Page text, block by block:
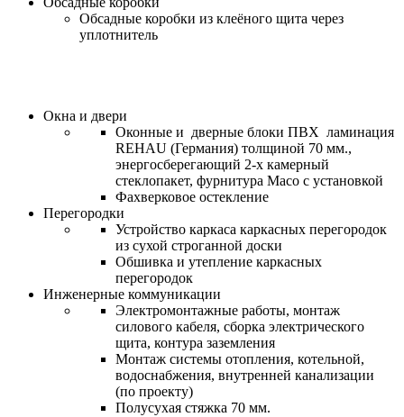
Обсадные коробки из клеёного щита через
уплотнитель
Окна и двери
Оконные и дверные блоки ПВХ ламинация
REHAU (Германия) толщиной 70 мм.,
энергосберегающий 2-х камерный
стеклопакет, фурнитура Maco с установкой
Фахверковое остекление
Перегородки
Устройство каркаса каркасных перегородок
из сухой строганной доски
Обшивка и утепление каркасных
перегородок
Инженерные коммуникации
Электромонтажные работы, монтаж
силового кабеля, сборка электрического
щита, контура заземления
Монтаж системы отопления, котельной,
водоснабжения, внутренней канализации
(по проекту)
Полусухая стяжка 70 мм.